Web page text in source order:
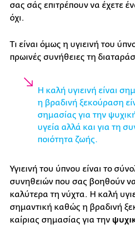
σας σάς επιτρέπουν να έχετε
όχι.
Τι είναι όμως η υγιεινή του
πρωινές συνήθειες τη
Η καλή υγιεινή είναι
η βραδινή ξεκούραση
σημασίας για την
υγεία αλλά και για τη
ποιότητα ζωής.
Υγιεινή του ύπνου είναι το
συνηθειών που σας βοηθούν
καλύτερα τη νύχτα. Η καλή
σημαντική καθώς η βραδινή
καίριας σημασίας για την